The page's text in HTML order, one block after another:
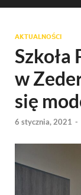
AKTUALNOŚCI
Szkoła
w
się
6 stycznia, 2021 -